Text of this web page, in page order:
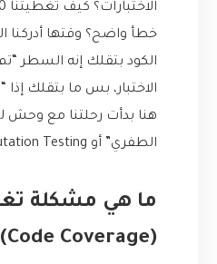
خطأ واضح؟ وقتها أدركنا
الكود بتقلك إنه السطر
الاختبار، بس ما بتقلك
هنا بدأت رحلتنا مع وحش
الطفري” أو Mutation Testing.
ما هي مشكلة
(Code Coverage)؟